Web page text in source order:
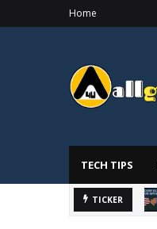
Home
TECH TIPS
TICKER